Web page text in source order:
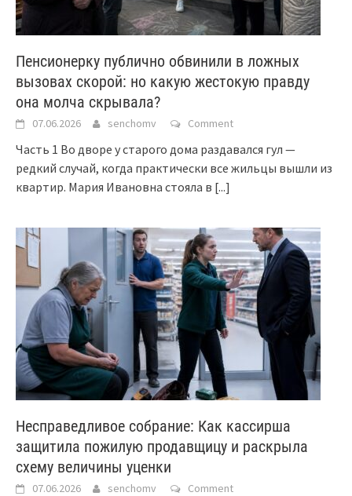
Пенсионерку публично обвинили в ложных
вызовах скорой: но какую жестокую правду
она молча скрывала?
07.06.2026 senchomv Comment
Часть 1 Во дворе у старого дома раздавался гул —
редкий случай, когда практически все жильцы вышли из
квартир. Мария Ивановна стояла в [...]
Несправедливое собрание: Как кассирша
защитила пожилую продавщицу и раскрыла
схему величины уценки
07.06.2026 senchomv Comment